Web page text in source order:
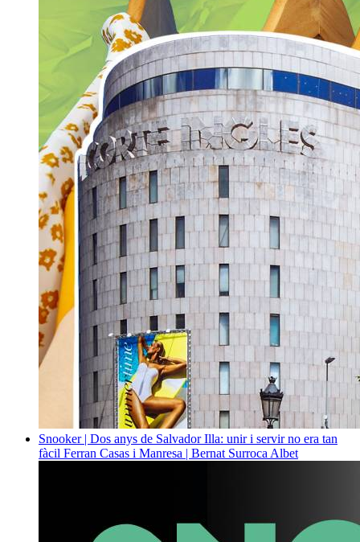
Snooker | Dos anys de Salvador Illa: unir i servir no era tan
fàcil Ferran Casas i Manresa | Bernat Surroca Albet